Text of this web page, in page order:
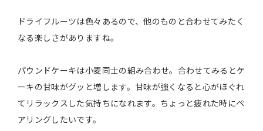
ドライフルーツは色々あるので、他のものと合わせてみたく
なる楽しさがありますね。
パウンドケーキは小麦同士の組み合わせ。合わせてみるとケ
ーキの甘味がグッと増します。甘味が強くなると心がほぐれ
てリラックスした気持ちになれます。ちょっと疲れた時にペ
アリングしたいです。